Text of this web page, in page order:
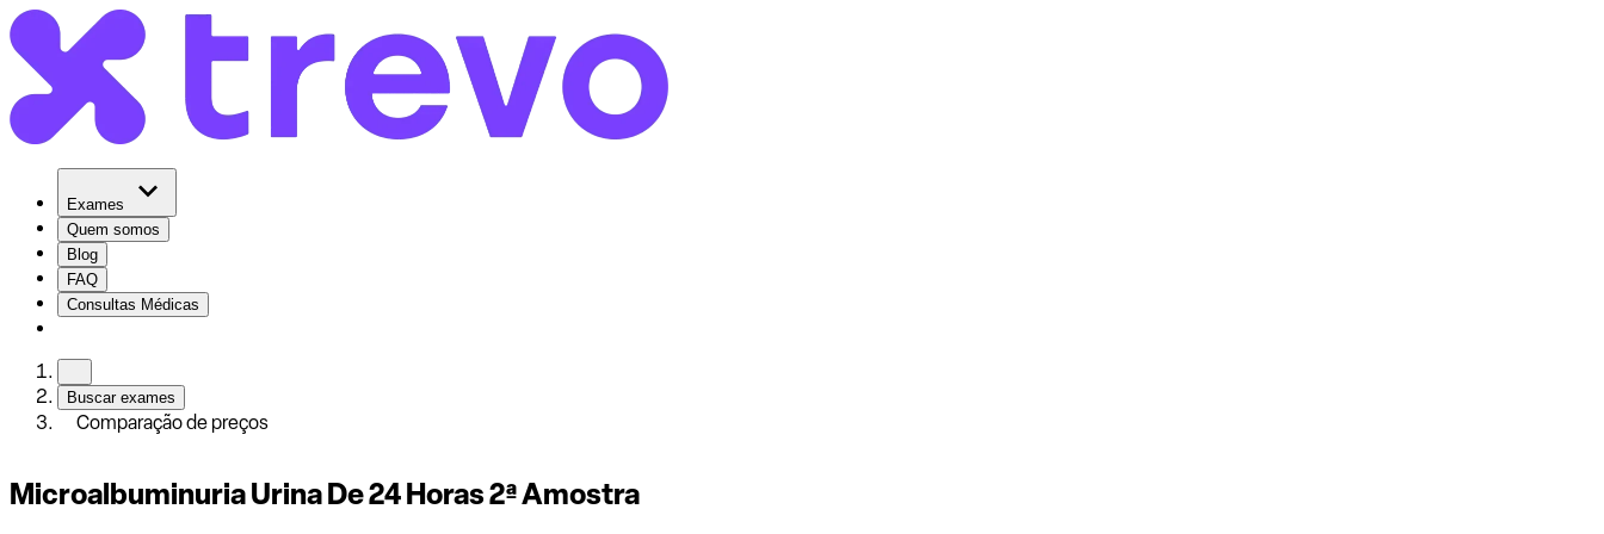
Exames
Quem somos
Blog
FAQ
Consultas Médicas
Buscar exames
Comparação de preços
Microalbuminuria Urina De 24 Horas 2ª Amostra